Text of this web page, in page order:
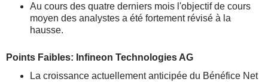
Au cours des quatre derniers mois l'objectif de cours
moyen des analystes a été fortement révisé à la
hausse.
Points Faibles: Infineon Technologies AG
La croissance actuellement anticipée du Bénéfice Net